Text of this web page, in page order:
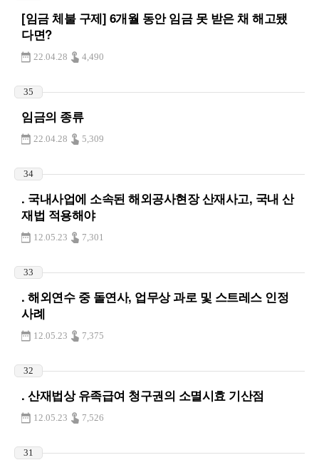
[임금 체불 구제] 6개월 동안 임금 못 받은 채 해고됐
다면?
22.04.28 4,490
35
임금의 종류
22.04.28 5,309
34
. 국내사업에 소속된 해외공사현장 산재사고, 국내 산
재법 적용해야
12.05.23 7,301
33
. 해외연수 중 돌연사, 업무상 과로 및 스트레스 인정
사례
12.05.23 7,375
32
. 산재법상 유족급여 청구권의 소멸시효 기산점
12.05.23 7,526
31